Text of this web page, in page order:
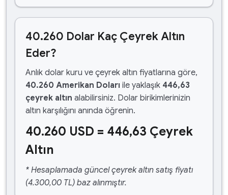
40.260 Dolar Kaç Çeyrek Altın
Eder?
Anlık dolar kuru ve çeyrek altın fiyatlarına göre,
40.260 Amerikan Doları ile yaklaşık 446,63
çeyrek altın alabilirsiniz. Dolar birikimlerinizin
altın karşılığını anında öğrenin.
40.260 USD = 446,63 Çeyrek
Altın
* Hesaplamada güncel çeyrek altın satış fiyatı
(4.300,00 TL) baz alınmıştır.